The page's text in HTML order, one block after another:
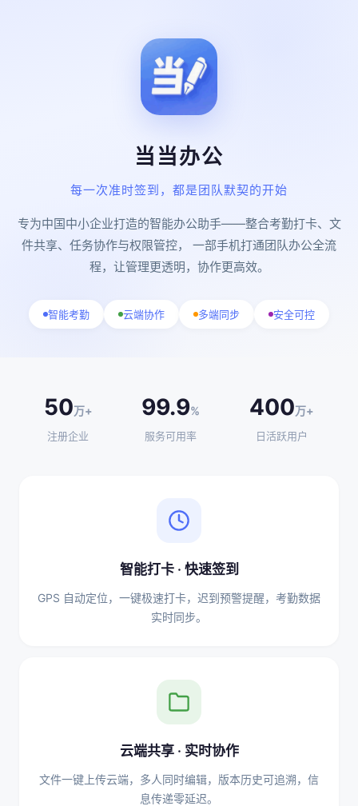
当当办公
每一次准时签到，都是团队默契的开始
专为中国中小企业打造的智能办公助手——整合考勤打卡、文
件共享、任务协作与权限管控， 一部手机打通团队办公全流
程，让管理更透明，协作更高效。
智能考勤 云端协作 多端同步 安全可控
50万+
注册企业
99.9%
服务可用率
400万+
日活跃用户
智能打卡 · 快速签到
GPS 自动定位，一键极速打卡，迟到预警提醒，考勤数据
实时同步。
云端共享 · 实时协作
文件一键上传云端，多人同时编辑，版本历史可追溯，信
息传递零延迟。